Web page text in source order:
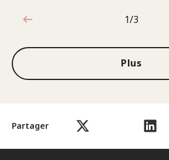
Partager
1sur3
1/3
Plus